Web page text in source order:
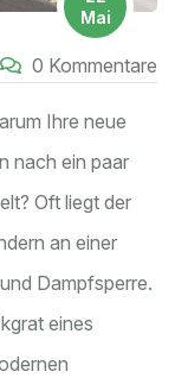
Mai
0 Kommentare
Ihre neue
nach ein paar
Oft liegt der
an einer
und Dampfsperre.
eines